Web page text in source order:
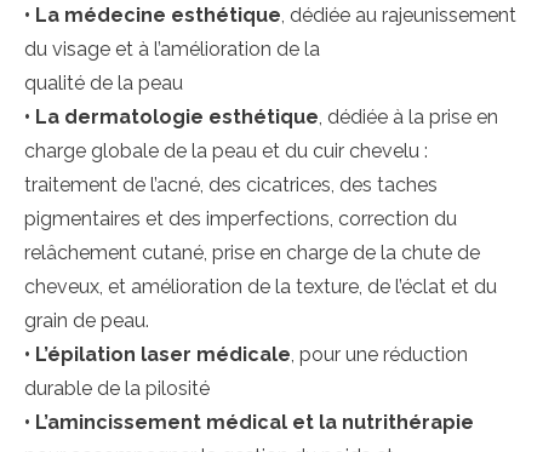
• La médecine esthétique, dédiée au rajeunissement
du visage et à l’amélioration de la
qualité de la peau
• La dermatologie esthétique, dédiée à la prise en
charge globale de la peau et du cuir chevelu :
traitement de l’acné, des cicatrices, des taches
pigmentaires et des imperfections, correction du
relâchement cutané, prise en charge de la chute de
cheveux, et amélioration de la texture, de l’éclat et du
grain de peau.
• L’épilation laser médicale, pour une réduction
durable de la pilosité
• L’amincissement médical et la nutrithérapie